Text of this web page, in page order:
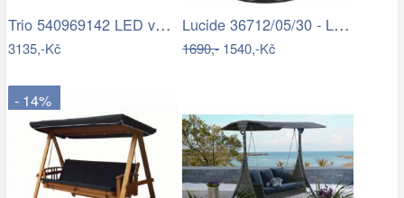
Trio 540969142 LED venkovní sloupek…
3135,-Kč
Lucide 36712/05/30 - LED Stojací lampa…
1690,-1540,-Kč
- 14%